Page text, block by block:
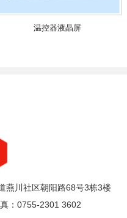
温控器液晶屏
燕川社区朝阳路68号3栋3楼
：0755-2301 3602